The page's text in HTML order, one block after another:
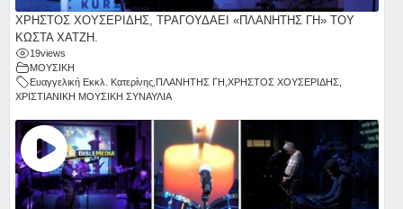
ΧΡΗΣΤΟΣ ΧΟΥΣΕΡΙΔΗΣ, ΤΡΑΓΟΥΔΑΕΙ «ΠΛΑΝΗΤΗΣ ΓΗ» ΤΟΥ
ΚΩΣΤΑ ΧΑΤΖΗ.
19views
ΜΟΥΣΙΚΗ
Ευαγγελική Εκκλ. Κατερίνης ΠΛΑΝΗΤΗΣ ΓΗ ΧΡΗΣΤΟΣ ΧΟΥΣΕΡΙΔΗΣ
ΧΡΙΣΤΙΑΝΙΚΗ ΜΟΥΣΙΚΗ ΣΥΝΑΥΛΙΑ